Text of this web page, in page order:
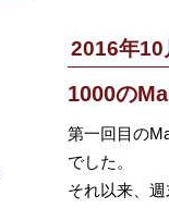
2016年10
1000の
第一回目の
でした。
それ以来、